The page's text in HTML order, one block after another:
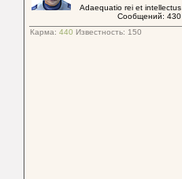
Adaequatio rei et intellectus
Сообщений: 430
Карма: 440 Известность: 150